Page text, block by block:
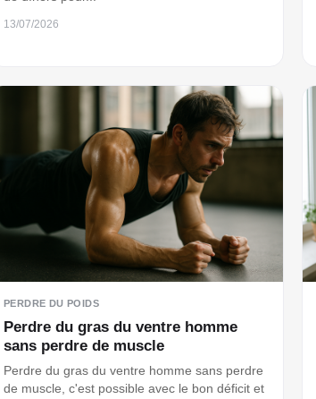
13/07/2026
PERDRE DU POIDS
Perdre du gras du ventre homme
sans perdre de muscle
Perdre du gras du ventre homme sans perdre
de muscle, c'est possible avec le bon déficit et